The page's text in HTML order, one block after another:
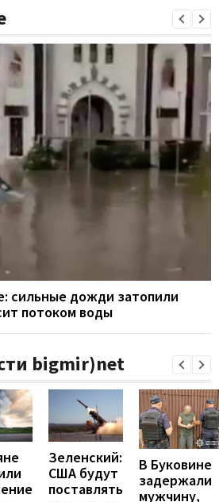
сильные дожди затопили
потоком воды
bigmir)net
Зеленский:
США будут
поставлять
В Буковине
задержали
мужчину,